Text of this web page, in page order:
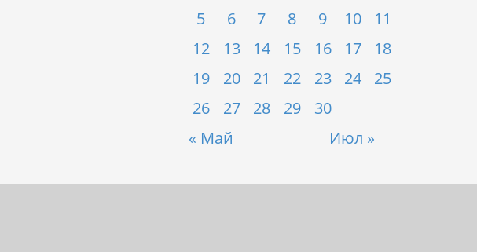
« Май Июл »
5
6 7 8 9 10
11
12
13 14 15 16 17
18
19
20 21 22 23 24
25
26
27 28 29 30